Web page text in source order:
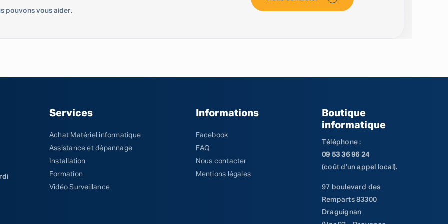
pouvons vous aider.
Services
Achat Matériel informatique
Assistance et dépannage
Installation
Formation
Vidéo Surveillance
Informations
Facebook
FAQ
Nous contacter
Mentions légales
Boutique
informatique
Téléphone :
09 53 36 96 24
(coût d’un appel local).
97 boulevard des
Remparts 83300
Draguignan